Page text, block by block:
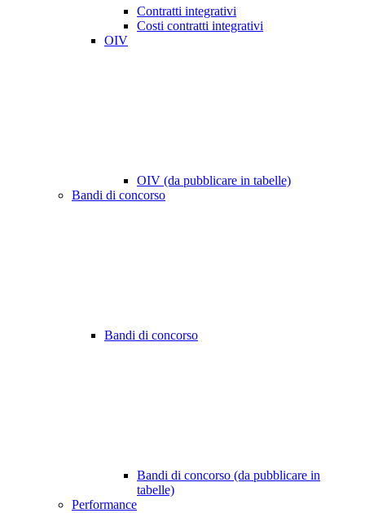
Contratti integrativi
Costi contratti integrativi
OIV
OIV (da pubblicare in tabelle)
Bandi di concorso
Bandi di concorso
Bandi di concorso (da pubblicare in
tabelle)
Performance